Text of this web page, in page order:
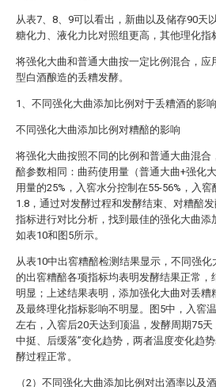
从表7、8、9可以看出，新曲以及储存90天
糖化力、液化力比对照组更高，其他理化指
将强化大曲和普通大曲按一定比例混合，应
型白酒酿造的丢糟发酵。
1、不同强化大曲添加比例对于丢糟酒的影响
不同强化大曲添加比例对糟醅的影响
将强化大曲按照不同的比例和普通大曲混合
醅参数相同：曲药使用量（普通大曲+强化
用量的25%，入窖水分控制在55-56%，入窖
1.8，通过对发酵过程和发酵结束、对糟醅
指标进行对比分析，找到最佳的强化大曲添
如表10和图5所示。
从表10中出窖糟醅检测结果显示，不同强化
的出窖糟醅各项指标均表明发酵结果正常，
明显；上述结果表明，添加强化大曲对丢糟
及最终理化指标影响不明显。图5中，入窖
左右，入窖后20天达到顶温，发酵周期75天
中挺、后缓落”变化趋势，两者温度变化趋
酵过程正常。
（2）不同强化大曲添加比例对出酒率以及